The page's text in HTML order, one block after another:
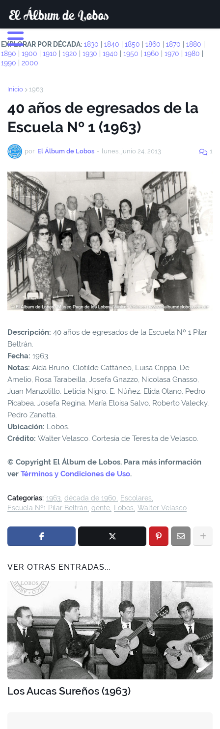
EXPLORAR POR DÉCADA: 1830 1840 1850 1860 1870 1880
1890
1900 1910 1920 1930 1940 1950 1960 1970 1980
1990
2000
Inicio 1963
40 años de egresados de la
Escuela Nº 1 (1963)
por El Álbum de Lobos - lunes, junio 24, 2013 1
Descripción: 40 años de egresados de la Escuela Nº 1 Pilar
Beltrán.
Fecha: 1963.
Notas: Aída Bruno, Clotilde Cattáneo, Luisa Crippa, De
Amelio, Rosa Tarabeilla, Josefa Gnazzo, Nicolasa Gnasso,
Juan Manzolillo, Leticia Nigro, E. Núñez, Elida Olano, Pedro
Picabea, Josefa Regina, María Eloisa Salvo, Roberto Valecky,
Pedro Zanetta.
Ubicación: Lobos.
Crédito: Walter Velasco. Cortesía de Teresita de Velasco.
© Copyright El Álbum de Lobos. Para más información
ver Términos y Condiciones de Uso.
Categorías: 1963 década de 1960
Escolares
Escuela Nº1 Pilar Beltrán gente Lobos Walter Velasco
VER OTRAS ENTRADAS...
Los Aucas Sureños (1963)